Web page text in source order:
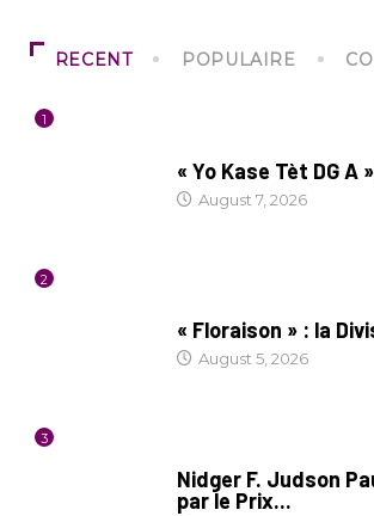
RECENT POPULAIRE
1
« Yo Kase Tèt DG A
August 7, 2026
2
« Floraison » : la
August 5, 2026
3
Nidger F. Judson
par le Prix...